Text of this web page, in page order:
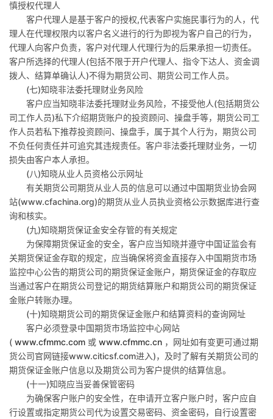
慎授权代理人
客户代理人是基于客户的授权,代表客户实施民事行为的人，代
理人在代理权限内以客户名义进行的行为即视为客户自己的行为，
代理人向客户负责，客户对代理人代理行为的后果承担一切责任。
客户所选择的代理人(包括不限于开户代理人、指令下达人、资金调
拨人、结算单确认人)不得为期货公司、期货公司工作人员。
(七)知晓非法委托理财业务风险
客户应当知晓非法委托理财业务风险，不接受他人(包括期货公
司工作人员)私下介绍期货账户的投资顾问、操盘手等，期货公司工
作人员若私下推荐投资顾问、操盘手，属于其个人行为，期货公司
不负任何责任并可追究其违规责任。客户非法委托理财业务，一切
损失由客户本人承担。
(八)知晓从业人员资格公示网址
有关期货公司期货从业人员的信息可以通过中国期货业协会网
站(www.cfachina.org)的期货从业人员执业资格公示数据库进行查
询和核实。
(九)知晓期货保证金安全存管的有关规定
为保障期货保证金的安全，客户应当知晓并遵守中国证监会有
关期货保证金存取的规定，应当确保将资金直接存入中国期货市场
监控中心公告的期货公司的期货保证金账户，期货保证金的存取应
当通过客户在期货公司登记的期货结算账户和期货公司的期货保证
金账户转账办理。
(十)知晓期货公司的期货保证金账户和结算资料的查询网址
客户必须登录中国期货市场监控中心网站
( www.cfmmc.com 或 www.cfmmc.cn ，网址如有变更可通过期
货公司官网链接www.citicsf.com进入)，及时了解有关期货公司的
期货保证金账户信息以及期货公司为客户提供的结算信息。
(十一)知晓应当妥善保管密码
为确保客户账户的安全性，在申请开立客户账户时，客户应自
行设置或指定期货公司代为设置交易密码、资金密码，自行设置密